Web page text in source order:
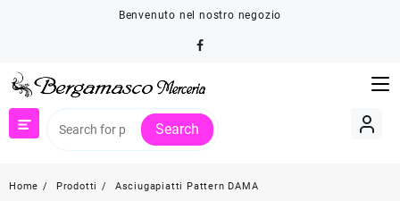
Benvenuto nel nostro negozio
Search
Home Prodotti Asciugapiatti Pattern DAMA